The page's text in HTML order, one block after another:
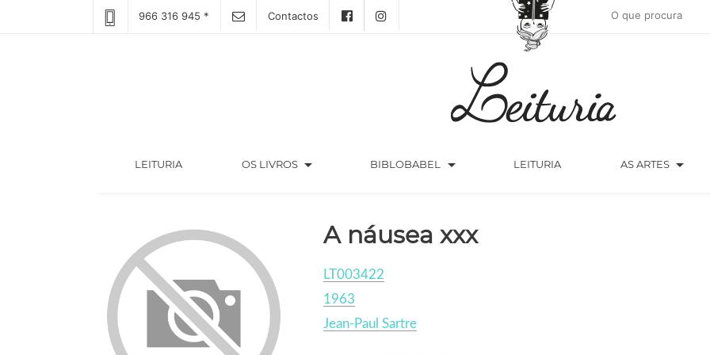
966 316 945 * Contactos
LEITURIA(CURRENT) OS LIVROS arrow_drop_down BIBLOBABEL arrow_drop_down LEITURIA AS ARTES arrow_drop_down
A náusea xxx
LT003422
1963
Jean-Paul Sartre